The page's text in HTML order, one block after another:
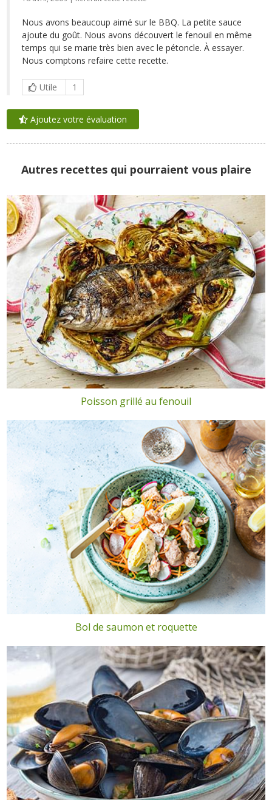
Nous avons beaucoup aimé sur le BBQ. La petite sauce
ajoute du goût. Nous avons découvert le fenouil en même
temps qui se marie très bien avec le pétoncle. À essayer.
Nous comptons refaire cette recette.
Utile 1
Ajoutez votre évaluation
Autres recettes qui pourraient vous plaire
Poisson grillé au fenouil
Bol de saumon et roquette